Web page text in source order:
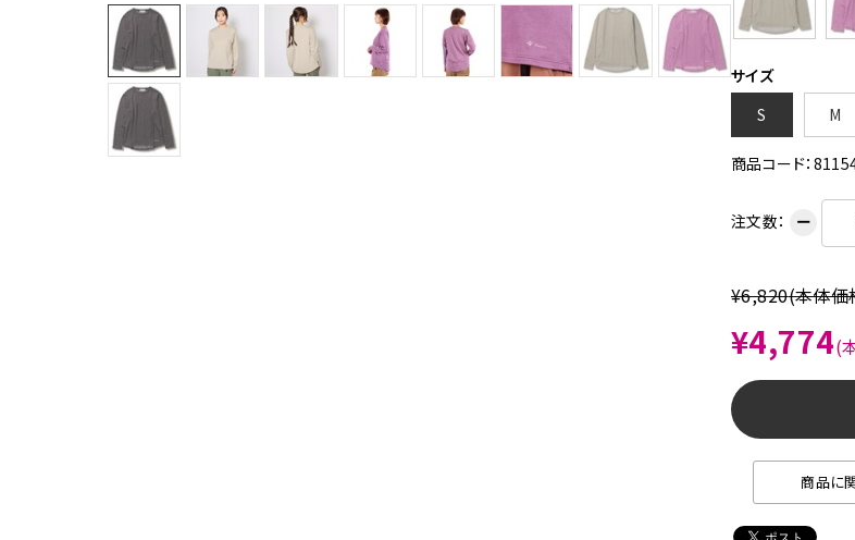
サイズ
S
M
商品コード：
注文数： ー
¥6,820(本体
¥4,774(
商品に